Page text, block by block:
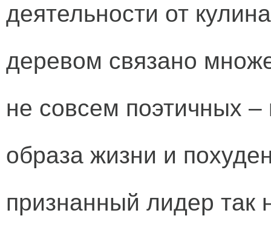
деятельности от
деревом связано
не совсем поэтичных –
образа жизни и
признанный лидер так